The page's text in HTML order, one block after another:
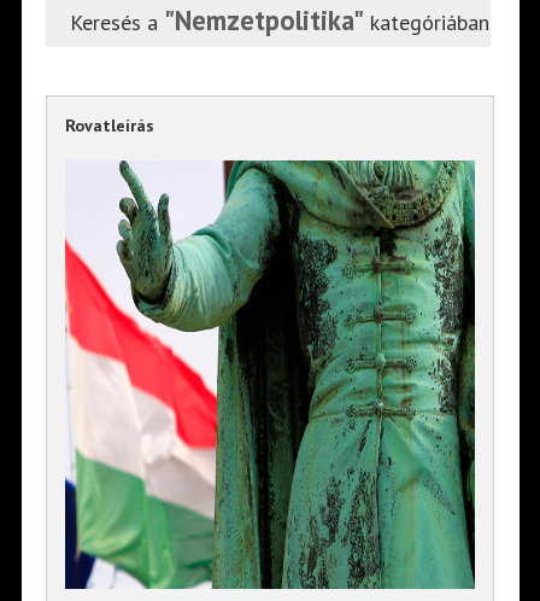
Keresés a "Nemzetpolitika" kategóriában
Rovatleírás